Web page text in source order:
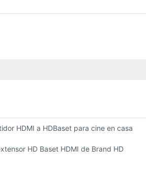
HDMI a HDBaset para cine en casa
HD Baset HDMI de Brand HD